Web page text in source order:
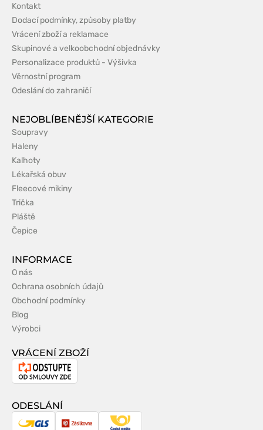
Kontakt
Dodací podmínky, způsoby platby
Vrácení zboží a reklamace
Skupinové a velkoobchodní objednávky
Personalizace produktů - Výšivka
Věrnostní program
Odeslání do zahraničí
NEJOBLÍBENĚJŠÍ KATEGORIE
Soupravy
Haleny
Kalhoty
Lékařská obuv
Fleecové mikiny
Trička
Pláště
Čepice
INFORMACE
O nás
Ochrana osobních údajů
Obchodní podmínky
Blog
Výrobci
VRÁCENÍ ZBOŽÍ
Odstoupení
smlouvy
ODESLÁNÍ